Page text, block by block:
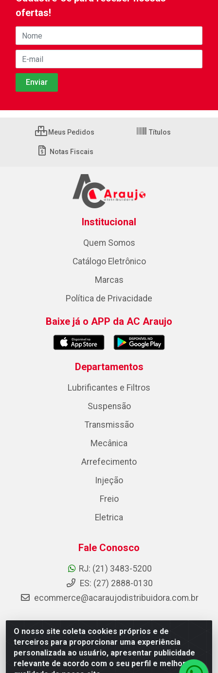
O nosso site coleta cookies próprios e de
terceiros para proporcionar uma experiência
personalizada ao usuário, apresentar publicidade
relevante de acordo com o seu perfil e melhorar a
ofertas!
Meus Pedidos Títulos
Notas Fiscais
Institucional
Quem Somos
Catálogo Eletrônico
Marcas
Política de Privacidade
Baixe já o APP da AC Araujo
Departamentos
Lubrificantes e Filtros
Suspensão
Transmissão
Mecânica
Arrefecimento
Injeção
Freio
Eletrica
Fale Conosco
RJ: (21) 3483-5200
ES: (27) 2888-0130
ecommerce@acaraujodistribuidora.com.br
AC Araujo Distribuidora - Rua Carneiro de Campos, 42 -
São Cristóvão, Rio de Janeiro/RJ - CEP 20.920-410 -
CNPJ 08.744.753/0003-85